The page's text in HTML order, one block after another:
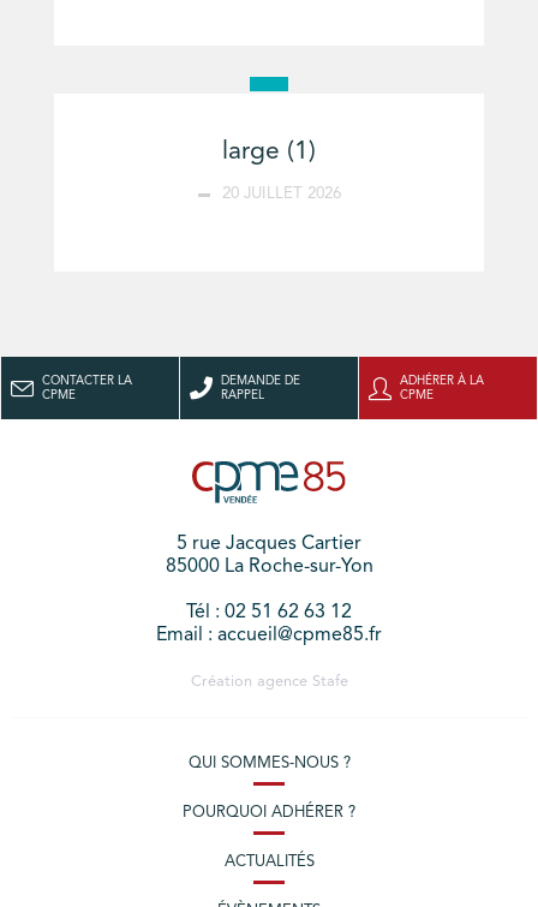
large (1)
20 JUILLET 2026
CONTACTER LA
CPME
DEMANDE DE
RAPPEL
ADHÉRER À LA
CPME
5 rue Jacques Cartier
85000 La Roche-sur-Yon
Tél : 02 51 62 63 12
Email : accueil@cpme85.fr
Création agence Stafe
QUI SOMMES-NOUS ?
POURQUOI ADHÉRER ?
ACTUALITÉS